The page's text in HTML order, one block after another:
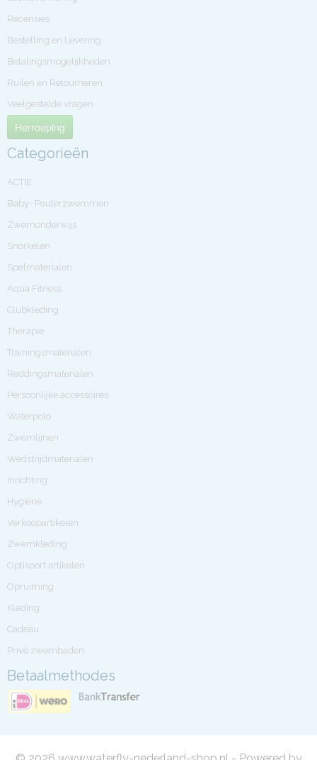
Recensies
Bestelling en Levering
Betalingsmogelijkheden
Ruilen en Retourneren
Veelgestelde vragen
Herroeping
Categorieën
ACTIE
Baby- Peuterzwemmen
Zwemonderwijs
Snorkelen
Spelmaterialen
Aqua Fitness
Clubkleding
Therapie
Trainingsmaterialen
Reddingsmaterialen
Persoonlijke accessoires
Waterpolo
Zwemlijnen
Wedstrijdmaterialen
Inrichting
Hygiëne
Verkoopartikelen
Zwemkleding
Optisport artikelen
Opruiming
Kleding
Cadeau
Privé zwembaden
Betaalmethodes